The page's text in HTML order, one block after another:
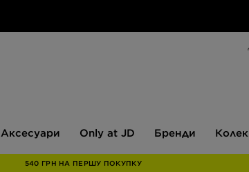
Аксесуари
JD
Only at JD Бренди
540 ГРН НА ПЕРШУ ПОКУПКУ